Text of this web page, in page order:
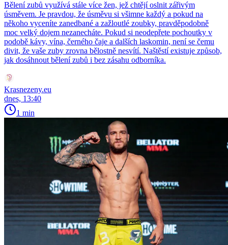
Bělení zubů využívá stále více žen, jež chtějí oslnit zářivým
úsměvem. Je pravdou, že úsměvu si všimne každý a pokud na
někoho vyceníte zanedbané a zažloutlé zoubky, pravděpodobně
moc velký dojem nezanecháte. Pokud si neodepřete pochoutky v
podobě kávy, vína, černého čaje a dalších laskomin, není se čemu
divit, že vaše zuby zrovna bělostně nesvítí. Naštěstí existuje způsob,
jak dosáhnout bělení zubů i bez zásahu odborníka.
Krasnezeny.eu
dnes, 13:40
1 min